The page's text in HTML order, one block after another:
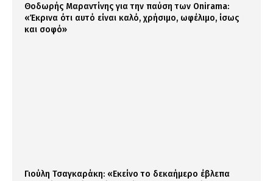
Θοδωρής Μαραντίνης για την παύση των Onirama:
«Έκρινα ότι αυτό είναι καλό, χρήσιμο, ωφέλιμο, ίσως
και σοφό»
Γιούλη Τσαγκαράκη: «Εκείνο το δεκαήμερο έβλεπα